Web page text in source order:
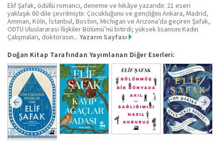
Elif Şafak, ödüllü romancı, deneme ve hikâye yazarıdır. 21 eseri
yaklaşık 60 dile çevrilmiştir. Çocukluğunu ve gençliğini Ankara, Madrid,
Amman, Köln, İstanbul, Boston, Michigan ve Arizona’da geçiren Şafak,
ODTÜ Uluslararası İlişkiler Bölümü’nü bitirdi; yüksek lisansını Kadın
Çalışmaları, doktorasın... Yazarın Sayfası
Doğan Kitap Tarafından Yayımlanan Diğer Eserleri: